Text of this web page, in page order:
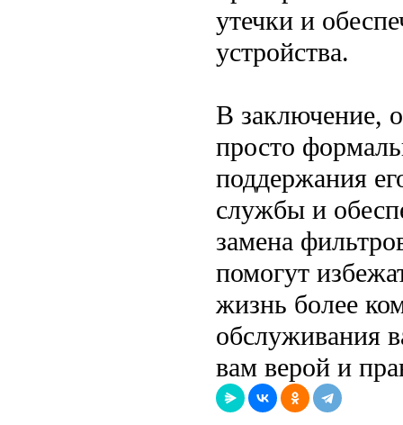
утечки и
устройства.
В заключение,
просто
поддержания
службы и
замена
помогут
жизнь более
обслуживания
вам верой и